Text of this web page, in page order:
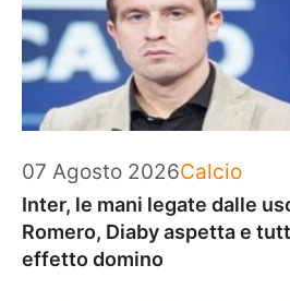
07 Agosto 2026Categorie
Calcio
Inter, le mani legate dalle
Romero, Diaby aspetta e
effetto domino